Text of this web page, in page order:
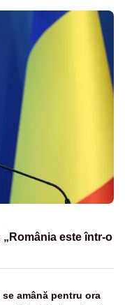
este într-o
amână pentru ora